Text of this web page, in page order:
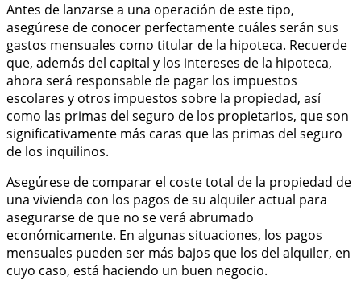
Antes de lanzarse a una operación de este tipo,
asegúrese de conocer perfectamente cuáles serán sus
gastos mensuales como titular de la hipoteca. Recuerde
que, además del capital y los intereses de la hipoteca,
ahora será responsable de pagar los impuestos
escolares y otros impuestos sobre la propiedad, así
como las primas del seguro de los propietarios, que son
significativamente más caras que las primas del seguro
de los inquilinos.
Asegúrese de comparar el coste total de la propiedad de
una vivienda con los pagos de su alquiler actual para
asegurarse de que no se verá abrumado
económicamente. En algunas situaciones, los pagos
mensuales pueden ser más bajos que los del alquiler, en
cuyo caso, está haciendo un buen negocio.